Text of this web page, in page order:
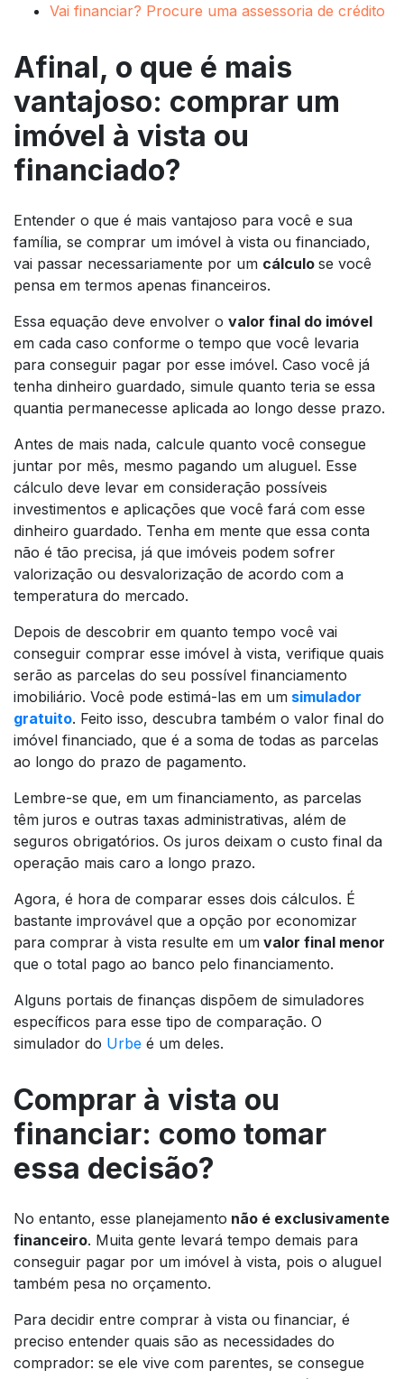
Vai financiar? Procure uma assessoria de crédito
Afinal, o que é mais
vantajoso: comprar um
imóvel à vista ou
financiado?
Entender o que é mais vantajoso para você e sua
família, se comprar um imóvel à vista ou financiado,
vai passar necessariamente por um cálculo se você
pensa em termos apenas financeiros.
Essa equação deve envolver o valor final do imóvel
em cada caso conforme o tempo que você levaria
para conseguir pagar por esse imóvel. Caso você já
tenha dinheiro guardado, simule quanto teria se essa
quantia permanecesse aplicada ao longo desse prazo.
Antes de mais nada, calcule quanto você consegue
juntar por mês, mesmo pagando um aluguel. Esse
cálculo deve levar em consideração possíveis
investimentos e aplicações que você fará com esse
dinheiro guardado. Tenha em mente que essa conta
não é tão precisa, já que imóveis podem sofrer
valorização ou desvalorização de acordo com a
temperatura do mercado.
Depois de descobrir em quanto tempo você vai
conseguir comprar esse imóvel à vista, verifique quais
serão as parcelas do seu possível financiamento
imobiliário. Você pode estimá-las em um simulador
gratuito. Feito isso, descubra também o valor final do
imóvel financiado, que é a soma de todas as parcelas
ao longo do prazo de pagamento.
Lembre-se que, em um financiamento, as parcelas
têm juros e outras taxas administrativas, além de
seguros obrigatórios. Os juros deixam o custo final da
operação mais caro a longo prazo.
Agora, é hora de comparar esses dois cálculos. É
bastante improvável que a opção por economizar
para comprar à vista resulte em um valor final menor
que o total pago ao banco pelo financiamento.
Alguns portais de finanças dispõem de simuladores
específicos para esse tipo de comparação. O
simulador do Urbe é um deles.
Comprar à vista ou
financiar: como tomar
essa decisão?
No entanto, esse planejamento não é exclusivamente
financeiro. Muita gente levará tempo demais para
conseguir pagar por um imóvel à vista, pois o aluguel
também pesa no orçamento.
Para decidir entre comprar à vista ou financiar, é
preciso entender quais são as necessidades do
comprador: se ele vive com parentes, se consegue